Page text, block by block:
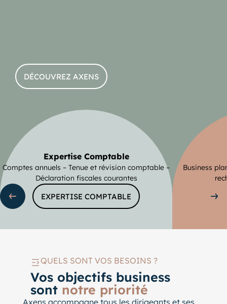
DÉCOUVREZ AXENS
Expertise Comptable
Comptes annuels – Tenue et révision comptable –
Déclaration fiscales courantes
EXPERTISE COMPTABLE
Business
QUELS SONT VOS BESOINS ?
Vos objectifs business
sont notre priorité